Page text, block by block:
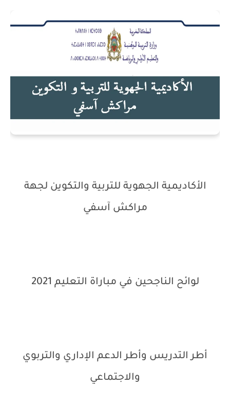
الأكاديمية الجهوية للتربية والتكوين لجهة
مراكش آسفي
لوائح الناجحين في مباراة التعليم 2021
أطر التدريس وأطر الدعم الإداري والتربوي
والاجتماعي